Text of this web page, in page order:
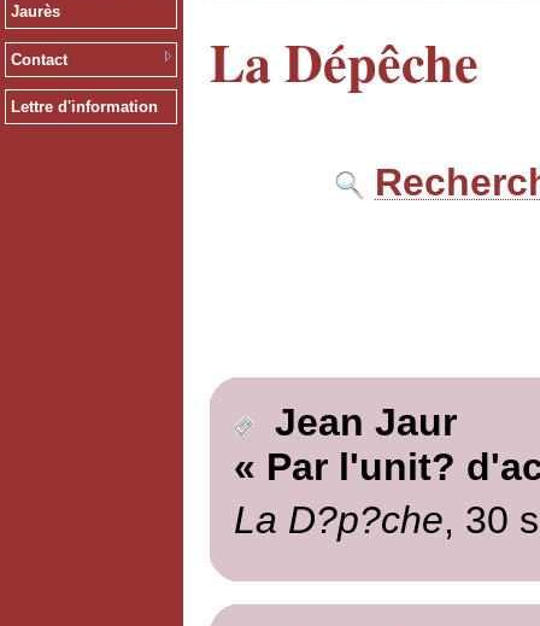
Jaurès
Contact
Lettre d'information
La Dépêche
Jean Jaur
« Par l'unit?
La D?p?che, 30